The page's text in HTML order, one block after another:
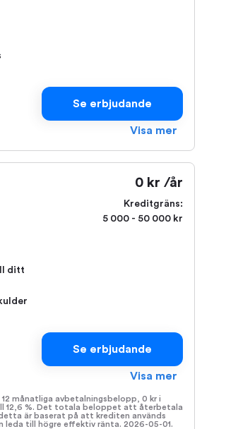
Visa mer
Se erbjudande
ditt
0 kr /år
Kreditgräns:
5 000 - 50 000 kr
Visa mer
Se erbjudande
månatliga avbetalningsbelopp, 0 kr i
12,6 %. Det totala beloppet att återbetala
är baserat på att krediten används
till högre effektiv ränta. 2026-05-01.